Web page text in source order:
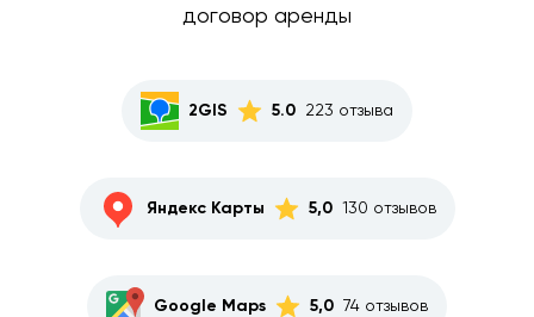
договор аренды
2GIS 5.0 223 отзыва
Яндекс Карты 5,0 130 отзывов
Google Maps 5,0 74 отзывов